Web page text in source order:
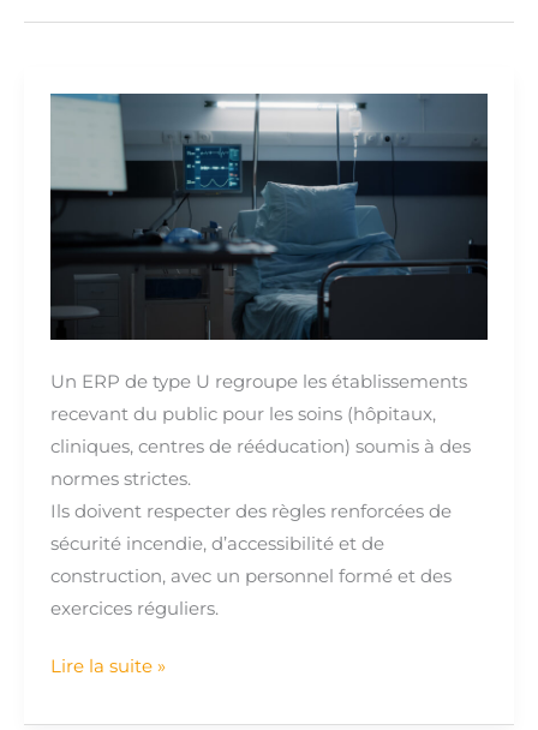
Un ERP de type U regroupe les établissements
recevant du public pour les soins (hôpitaux,
cliniques, centres de rééducation) soumis à des
normes strictes.
Ils doivent respecter des règles renforcées de
sécurité incendie, d’accessibilité et de
construction, avec un personnel formé et des
exercices réguliers.
Réglementations
type
U
Lire la suite »